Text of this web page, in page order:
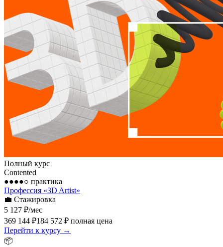
Полный курс
Contented
●●●●○ практика
Профессия «3D Artist»
💼 Стажировка
5 127 ₽/мес
369 144 ₽184 572 ₽ полная цена
Перейти к курсу →
📦